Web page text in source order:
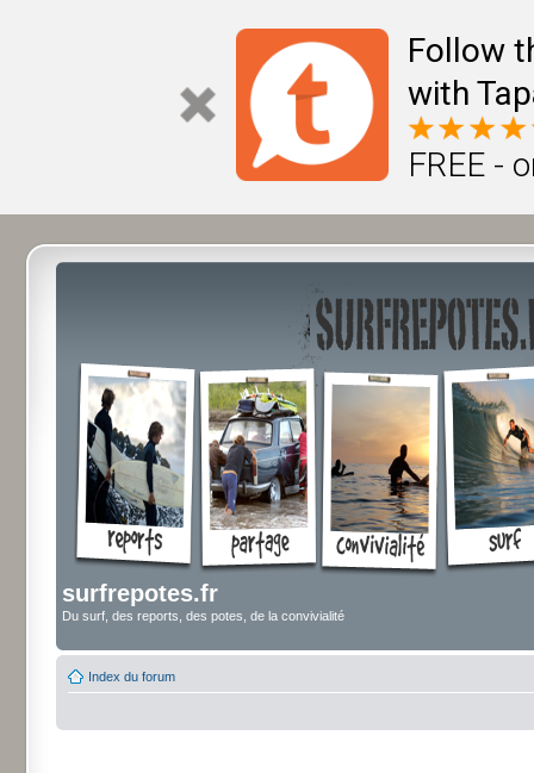
Follow
with
FREE -
surfrepotes.fr
Du surf, des reports, des potes, de la convivialité
Index du forum